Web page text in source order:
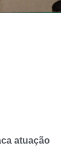
atuação